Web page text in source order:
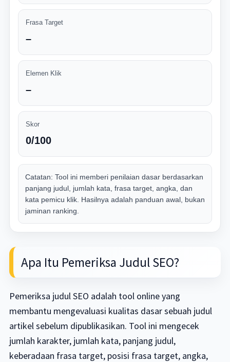
Frasa Target
–
Elemen Klik
–
Skor
0/100
Catatan: Tool ini memberi penilaian dasar berdasarkan
panjang judul, jumlah kata, frasa target, angka, dan
kata pemicu klik. Hasilnya adalah panduan awal, bukan
jaminan ranking.
Apa Itu Pemeriksa Judul SEO?
Pemeriksa judul SEO adalah tool online yang
membantu mengevaluasi kualitas dasar sebuah judul
artikel sebelum dipublikasikan. Tool ini mengecek
jumlah karakter, jumlah kata, panjang judul,
keberadaan frasa target, posisi frasa target, angka,